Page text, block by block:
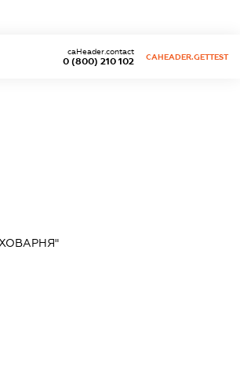
0 (800) 210 102
caHeader.contact
CAHEADER.GETTEST